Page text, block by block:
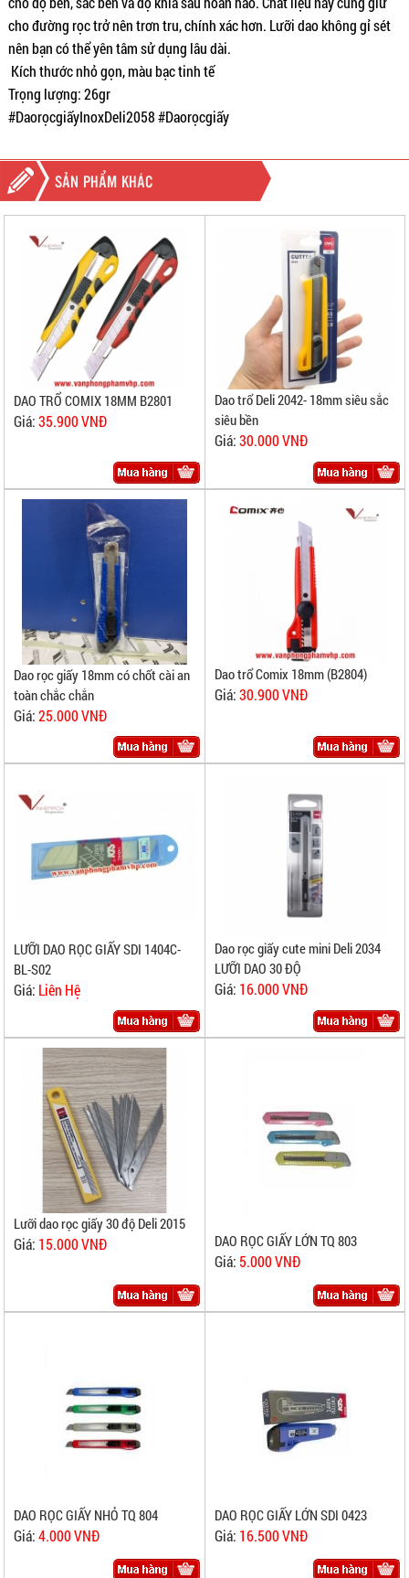
cho đường rọc trở nên trơn tru, chính xác hơn. Lưỡi dao không gỉ sét
nên bạn có thể yên tâm sử dụng lâu dài.
Kích thước nhỏ gọn, màu bạc tinh tế
Trọng lượng: 26gr
#DaorọcgiấyInoxDeli2058 #Daorọcgiấy
SẢN PHẨM KHÁC
DAO TRỔ COMIX 18MM B2801
Giá:35.900 VNĐ
Dao trổ Deli 2042- 18mm siêu sắc
siêu bền
Giá:30.000 VNĐ
Dao rọc giấy 18mm có chốt cài an
toàn chắc chắn
Giá:25.000 VNĐ
Dao trổ Comix 18mm (B2804)
Giá:30.900 VNĐ
LƯỠI DAO RỌC GIẤY SDI 1404C-
BL-S02
Giá: Liên Hệ
Dao rọc giấy cute mini Deli 2034
LƯỠI DAO 30 ĐỘ
Giá: 16.000 VNĐ
Lưỡi dao rọc giấy 30 độ Deli 2015
Giá: 15.000 VNĐ DAO RỌC GIẤY LỚN TQ 803
Giá: 5.000 VNĐ
DAO RỌC GIẤY NHỎ TQ 804
Giá:4.000 VNĐ
DAO RỌC GIẤY LỚN SDI 0423
Giá: 16.500 VNĐ